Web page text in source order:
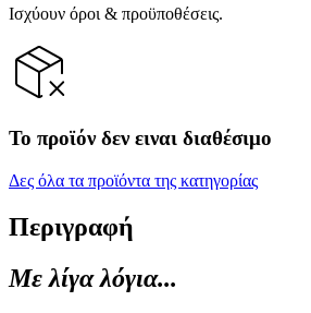
Ισχύουν όροι & προϋποθέσεις.
Το προϊόν δεν ειναι διαθέσιμο
Δες όλα τα προϊόντα της κατηγορίας
Περιγραφή
Με λίγα λόγια...